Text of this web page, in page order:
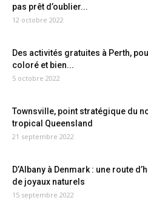
pas prêt d’oublier...
12 octobre 2022
Des activités gratuites à Perth,
coloré et bien...
5 octobre 2022
Townsville, point stratégique du
tropical Queensland
21 septembre 2022
D’Albany à Denmark : une route
de joyaux naturels
15 septembre 2022